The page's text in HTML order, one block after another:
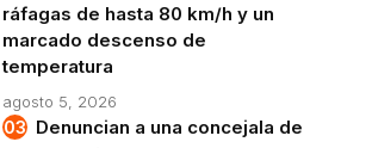
ráfagas de hasta 80 km/h y un
marcado descenso de
temperatura
agosto 5, 2026
Denuncian a una concejala de